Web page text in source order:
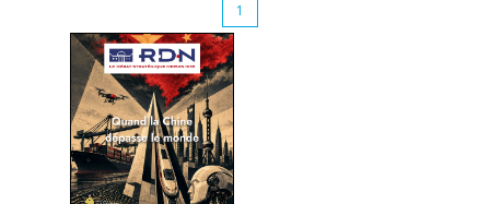
1